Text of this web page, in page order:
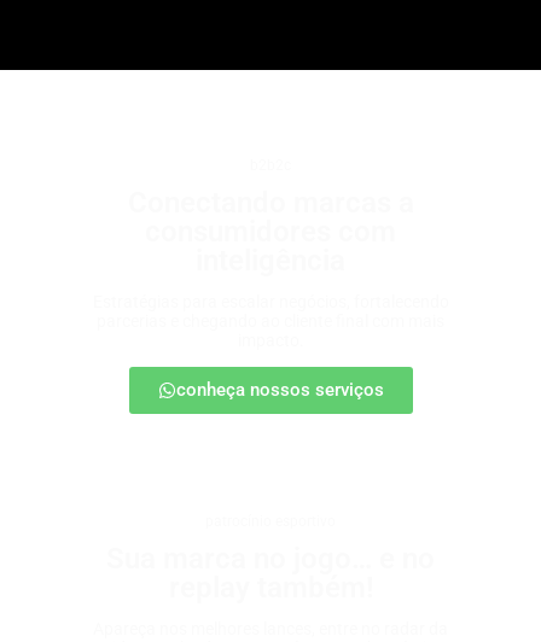
conheça nossos serviços